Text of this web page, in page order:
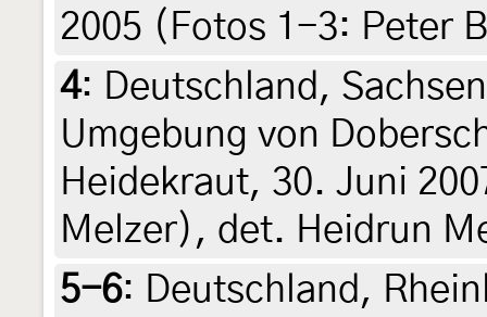
2005 (Fotos 1-3: Peter
4: Deutschland,
Umgebung von
Heidekraut, 30. Juni
Melzer), det. Heidrun
5-6: Deutschland,